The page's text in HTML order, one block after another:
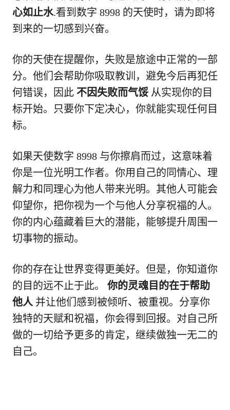
心如止水.看到数字 8998 的天使时，请为即将
到来的一切感到兴奋。
你的天使在提醒你，失败是旅途中正常的一部
分。他们会帮助你吸取教训，避免今后再犯任
何错误，因此 不因失败而气馁 从实现你的目
标开始。只要你下定决心，你就能实现任何目
标。
如果天使数字 8998 与你擦肩而过，这意味着
你是一位光明工作者。你用自己的同情心、理
解力和同理心为他人带来光明。其他人可能会
仰望你，把你视为一个与他人分享祝福的人。
你的内心蕴藏着巨大的潜能，能够提升周围一
切事物的振动。
你的存在让世界变得更美好。但是，你知道你
的目的远不止于此。
你的灵魂目的在于帮助
他人 并让他们感到被倾听、被重视。分享你
独特的天赋和祝福，你会得到回报。对自己所
做的一切给予更多的肯定，继续做独一无二的
自己。